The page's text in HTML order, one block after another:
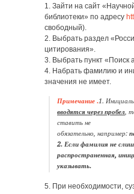
1. Зайти на сайт
библиотеки» по адресу
свободный).
2. Выбрать раздел
цитирования».
3. Выбрать пункт «Поиск
4. Набрать фамилию и
значения не имеет.
Примечание .1.
вводятся через пробел,
ставить не
обязательно, например:
2. Если фамилия не
распространенная,
указывать.
5. При необходимости,